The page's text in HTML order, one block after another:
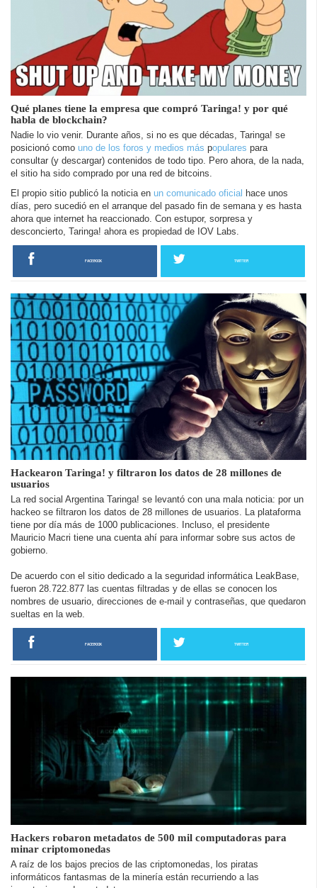
Qué planes tiene la empresa que compró Taringa! y por qué
habla de blockchain?
Nadie lo vio venir. Durante años, si no es que décadas, Taringa! se
posicionó como uno de los foros y medios más populares para
consultar (y descargar) contenidos de todo tipo. Pero ahora, de la nada,
el sitio ha sido comprado por una red de bitcoins.
El propio sitio publicó la noticia en un comunicado oficial hace unos
días, pero sucedió en el arranque del pasado fin de semana y es hasta
ahora que internet ha reaccionado. Con estupor, sorpresa y
desconcierto, Taringa! ahora es propiedad de IOV Labs.
FACEBOOK TWITTER
Hackearon Taringa! y filtraron los datos de 28 millones de
usuarios
La red social Argentina Taringa! se levantó con una mala noticia: por un
hackeo se filtraron los datos de 28 millones de usuarios. La plataforma
tiene por día más de 1000 publicaciones. Incluso, el presidente
Mauricio Macri tiene una cuenta ahí para informar sobre sus actos de
gobierno.
De acuerdo con el sitio dedicado a la seguridad informática LeakBase,
fueron 28.722.877 las cuentas filtradas y de ellas se conocen los
nombres de usuario, direcciones de e-mail y contraseñas, que quedaron
sueltas en la web.
FACEBOOK TWITTER
Hackers robaron metadatos de 500 mil computadoras para
minar criptomonedas
A raíz de los bajos precios de las criptomonedas, los piratas
informáticos fantasmas de la minería están recurriendo a las